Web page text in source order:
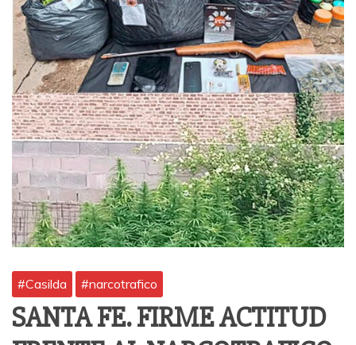
#Casilda #narcotrafico
SANTA FE. FIRME ACTITUD